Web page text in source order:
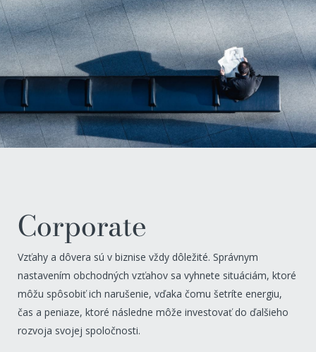
Corporate
Vzťahy a dôvera sú v biznise vždy dôležité. Správnym
nastavením obchodných vzťahov sa vyhnete situáciám, ktoré
môžu spôsobiť ich narušenie, vďaka čomu šetríte energiu,
čas a peniaze, ktoré následne môže investovať do ďalšieho
rozvoja svojej spoločnosti.